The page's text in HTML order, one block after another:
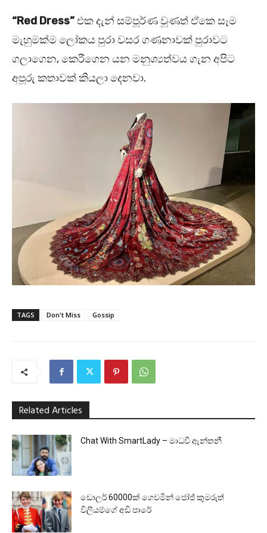
“Red Dress”එක දැන් සම්පූර්ණ වූණත් ඒකෙ සෑම
මැහුමක්ම ලෝකය පුරා වසර ගණනාවක් පුරාවට
ගලාගෙන, කෙරීගෙන යන මනුශ්‍යත්වය ගැන අපිට
අපූරු කතාවක් කියලා දෙනවා.
TAGS Don't Miss Gossip
Related Articles
Chat With SmartLady – මාධවී ඇන්තනී
ඩොලර් 60000ක් ගෙවමින් ජෝජ් කුමරුත්
විලියම්ගේ අඩි පාරේ